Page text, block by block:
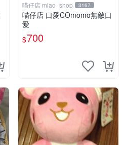
喵仔店 miao_shop 3167
喵仔店 口愛COmomo無敵口
愛
$700